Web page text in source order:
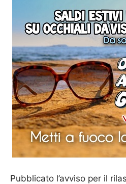
Pubblicato l’avviso per il